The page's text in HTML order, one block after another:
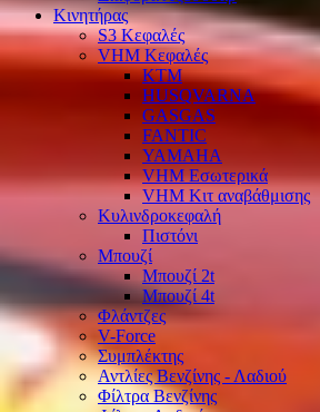
Κινητήρας
S3 Κεφαλές
VHM Κεφαλές
KTM
HUSQVARNA
GASGAS
FANTIC
YAMAHA
VHM Εσωτερικά
VHM Κιτ αναβάθμισης
Κυλινδροκεφαλή
Πιστόνι
Μπουζί
Μπουζί 2t
Μπουζί 4t
Φλάντζες
V-Force
Συμπλέκτης
Αντλίες Βενζίνης - Λαδιού
Φίλτρα Βενζίνης